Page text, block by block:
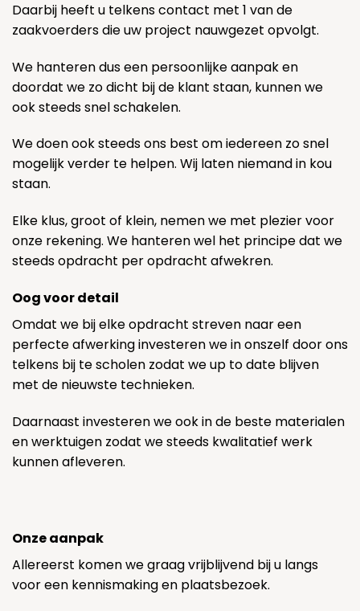
Daarbij heeft u telkens contact met 1 van de
zaakvoerders die uw project nauwgezet opvolgt.
We hanteren dus een persoonlijke aanpak en
doordat we zo dicht bij de klant staan, kunnen we
ook steeds snel schakelen.
We doen ook steeds ons best om iedereen zo snel
mogelijk verder te helpen. Wij laten niemand in kou
staan.
Elke klus, groot of klein, nemen we met plezier voor
onze rekening. We hanteren wel het principe dat we
steeds opdracht per opdracht afwekren.
Oog voor detail
Omdat we bij elke opdracht streven naar een
perfecte afwerking investeren we in onszelf door ons
telkens bij te scholen zodat we up to date blijven
met de nieuwste technieken.
Daarnaast investeren we ook in de beste materialen
en werktuigen zodat we steeds kwalitatief werk
kunnen afleveren.
Onze aanpak
Allereerst komen we graag vrijblijvend bij u langs
voor een kennismaking en plaatsbezoek.